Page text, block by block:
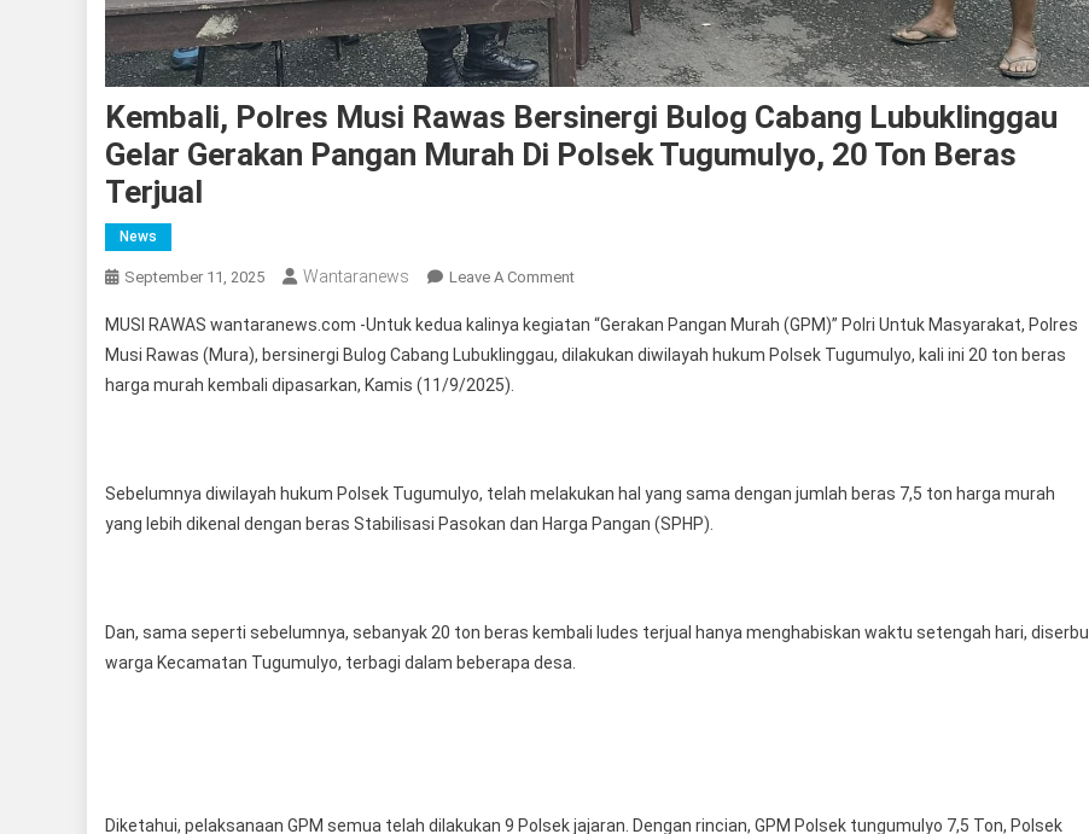
Kembali, Polres Musi Rawas Bersinergi Bulog Cabang Lubuklinggau
Gelar Gerakan Pangan Murah Di Polsek Tugumulyo, 20 Ton Beras
Terjual
News
September 11, 2025 Wantaranews Leave A CommentOn
Polres
Musi
Lubuklinggau
Gelar
Di
Polsek
MUSI RAWAS wantaranews.com -Untuk kedua kalinya kegiatan “Gerakan Pangan Murah (GPM)” Polri Untuk Masyarakat, Polres
Musi Rawas (Mura), bersinergi Bulog Cabang Lubuklinggau, dilakukan diwilayah hukum Polsek Tugumulyo, kali ini 20 ton beras
harga murah kembali dipasarkan, Kamis (11/9/2025).
Sebelumnya diwilayah hukum Polsek Tugumulyo, telah melakukan hal yang sama dengan jumlah beras 7,5 ton harga murah
yang lebih dikenal dengan beras Stabilisasi Pasokan dan Harga Pangan (SPHP).
Dan, sama seperti sebelumnya, sebanyak 20 ton beras kembali ludes terjual hanya menghabiskan waktu setengah hari, diserbu
warga Kecamatan Tugumulyo, terbagi dalam beberapa desa.
Diketahui, pelaksanaan GPM semua telah dilakukan 9 Polsek jajaran. Dengan rincian, GPM Polsek tungumulyo 7,5 Ton, Polsek